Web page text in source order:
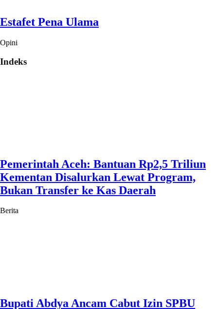
Estafet Pena Ulama
Opini
Indeks
Pemerintah Aceh: Bantuan Rp2,5 Triliun
Kementan Disalurkan Lewat Program,
Bukan Transfer ke Kas Daerah
Berita
Bupati Abdya Ancam Cabut Izin SPBU